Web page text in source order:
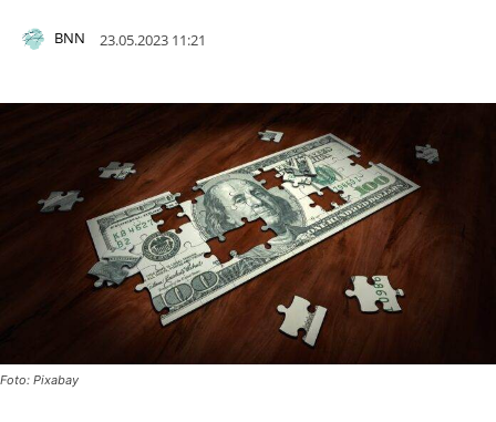
BNN 23.05.2023 11:21
Foto: Pixabay